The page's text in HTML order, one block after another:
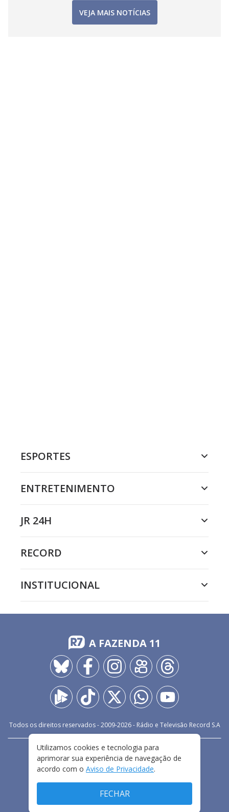
VEJA MAIS NOTÍCIAS
ESPORTES
ENTRETENIMENTO
JR 24H
RECORD
INSTITUCIONAL
A FAZENDA 11
Todos os direitos reservados - 2009-2026- Rádio e Televisão Record S.A
FALE CONOSCO
PRIVACIDADE
TERMOS E CONDIÇÕES DE USO
Utilizamos cookies e tecnologia para
aprimorar sua experiência de navegação de
acordo com o Aviso de Privacidade.
FECHAR